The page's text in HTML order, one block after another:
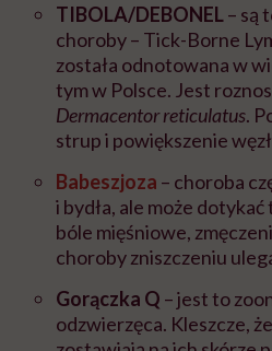
TIBOLA/DEBONEL– są
choroby – Tick-Borne
została odnotowana w
tym w Polsce. Jest
Dermacentor reticulatus.
strup i powiększenie
Babeszjoza – choroba
i bydła, ale może
bóle mięśniowe,
choroby zniszczeniu
Gorączka Q – jest to
odzwierzęca. Kleszcze,